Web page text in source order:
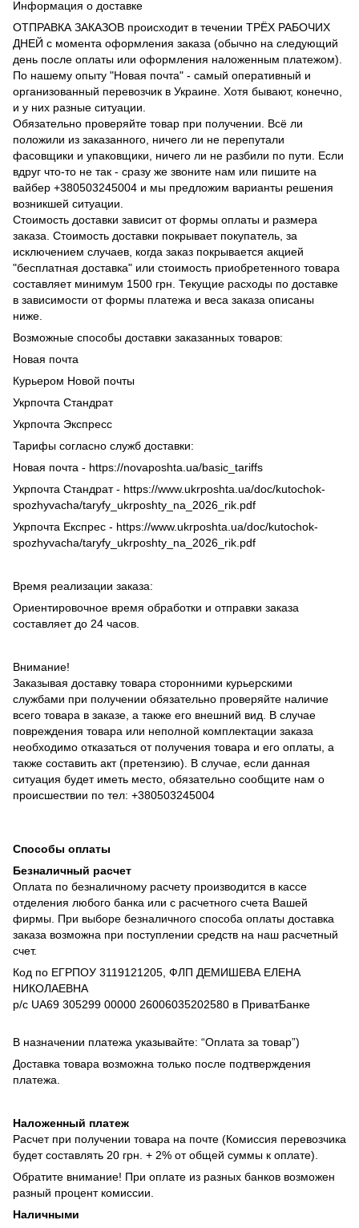
Информация о доставке
ОТПРАВКА ЗАКАЗОВ происходит в течении ТРЁХ РАБОЧИХ
ДНЕЙ с момента оформления заказа (обычно на следующий
день после оплаты или оформления наложенным платежом).
По нашему опыту "Новая почта" - самый оперативный и
организованный перевозчик в Украине. Хотя бывают, конечно,
и у них разные ситуации.
Обязательно проверяйте товар при получении. Всё ли
положили из заказанного, ничего ли не перепутали
фасовщики и упаковщики, ничего ли не разбили по пути. Если
вдруг что-то не так - сразу же звоните нам или пишите на
вайбер +380503245004 и мы предложим варианты решения
возникшей ситуации.
Стоимость доставки зависит от формы оплаты и размера
заказа. Стоимость доставки покрывает покупатель, за
исключением случаев, когда заказ покрывается акцией
"бесплатная доставка" или стоимость приобретенного товара
составляет минимум 1500 грн. Текущие расходы по доставке
в зависимости от формы платежа и веса заказа описаны
ниже.
Возможные способы доставки заказанных товаров:
Новая почта
Курьером Новой почты
Укрпочта Стандрат
Укрпочта Экспресс
Тарифы согласно служб доставки:
Новая почта - https://novaposhta.ua/basic_tariffs
Укрпочта Стандрат - https://www.ukrposhta.ua/doc/kutochok-
spozhyvacha/taryfy_ukrposhty_na_2026_rik.pdf
Укрпочта Експрес - https://www.ukrposhta.ua/doc/kutochok-
spozhyvacha/taryfy_ukrposhty_na_2026_rik.pdf
Время реализации заказа:
Ориентировочное время обработки и отправки заказа
составляет до 24 часов.
Внимание!
Заказывая доставку товара сторонними курьерскими
службами при получении обязательно проверяйте наличие
всего товара в заказе, а также его внешний вид. В случае
повреждения товара или неполной комплектации заказа
необходимо отказаться от получения товара и его оплаты, а
также составить акт (претензию). В случае, если данная
ситуация будет иметь место, обязательно сообщите нам о
происшествии по тел: +380503245004
Способы оплаты
Безналичный расчет
Оплата по безналичному расчету производится в кассе
отделения любого банка или с расчетного счета Вашей
фирмы. При выборе безналичного способа оплаты доставка
заказа возможна при поступлении средств на наш расчетный
счет.
Код по ЕГРПОУ 3119121205, ФЛП ДЕМИШЕВА ЕЛЕНА
НИКОЛАЕВНА
р/с UA69 305299 00000 26006035202580 в ПриватБанке
В назначении платежа указывайте: “Оплата за товар”)
Доставка товара возможна только после подтверждения
платежа.
Наложенный платеж
Расчет при получении товара на почте (Комиссия перевозчика
будет составлять 20 грн. + 2% от общей суммы к оплате).
Обратите внимание! При оплате из разных банков возможен
разный процент комиссии.
Наличными